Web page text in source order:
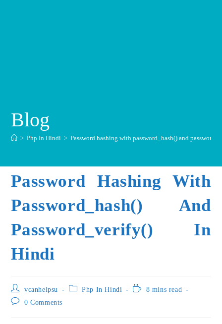
Blog
> Php In Hindi > Password hashing with password_hash() and
Password Hashing With
Password_hash() And
Password_verify() In
Hindi
vcanhelpsu Php In Hindi
8 mins read
0 Comments